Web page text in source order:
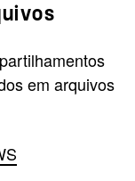
em arquivos